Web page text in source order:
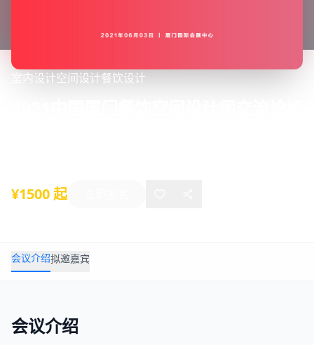
室内设计空间设计餐饮设计
¥1500 起
会议介绍拟邀嘉宾
会议介绍